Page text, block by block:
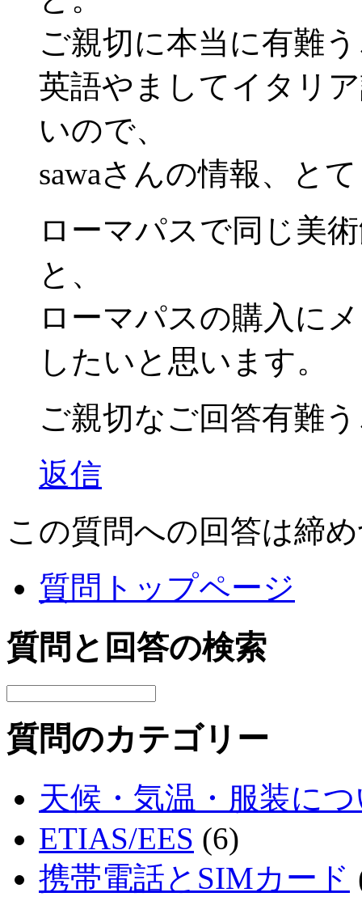
ご親切に本当に有難
英語やましてイタリ
いので、
sawaさんの情報、と
ローマパスで同じ美
と、
ローマパスの購入に
したいと思います。
ご親切なご回答有難
返信
この質問への回答は締
質問トップページ
質問と回答の検索
質問のカテゴリー
天候・気温・服装に
ETIAS/EES (6)
携帯電話とSIMカード